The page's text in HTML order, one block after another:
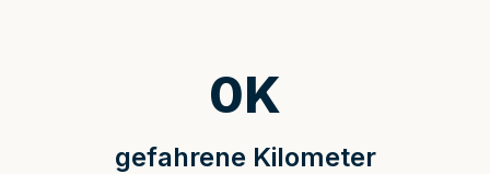
gefahrene Kilometer
0K